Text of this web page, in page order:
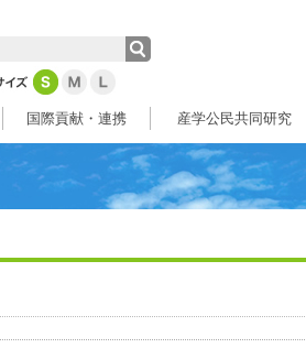
国際貢献・連携 産学公民共同研究